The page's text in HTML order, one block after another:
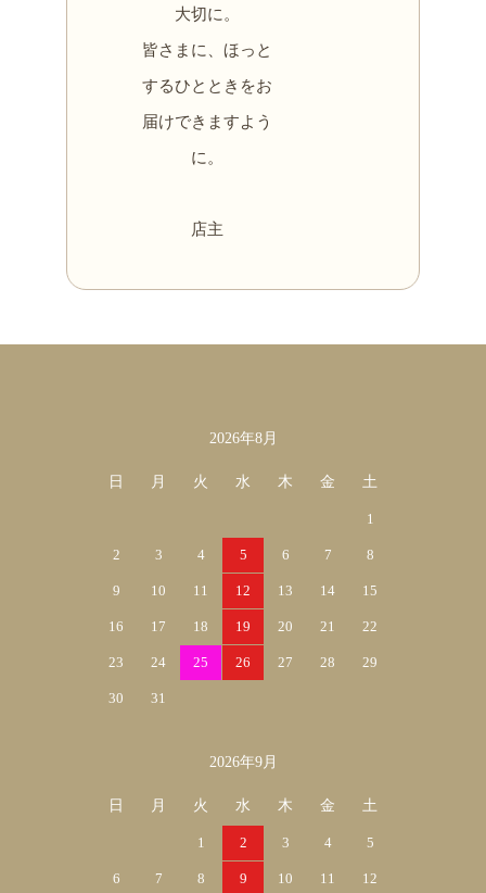
大切に。
皆さまに、ほっと
するひとときをお
届けできますよう
に。
店主
2026年8月
日 月 火 水 木 金 土
1
2 3 4 5 6 7 8
9 10 11 12 13 14 15
16 17 18 19 20 21 22
23 24 25 26 27 28 29
30 31
2026年9月
日 月 火 水 木 金 土
1 2 3 4 5
6 7 8 9 10 11 12